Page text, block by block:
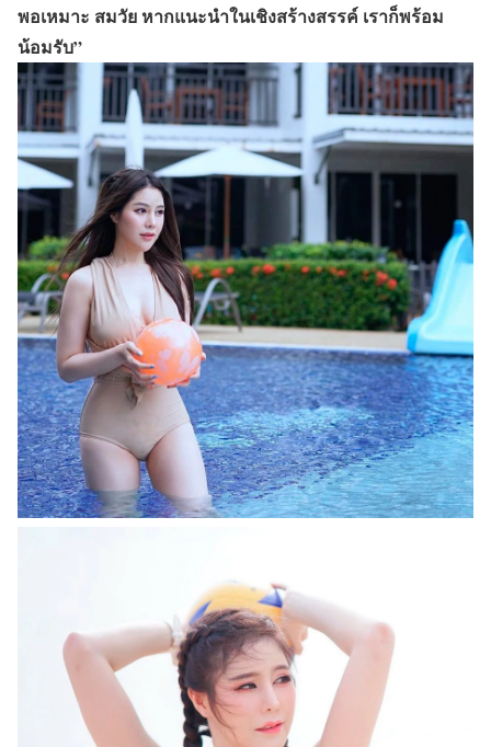
พอเหมาะ สมวัย หากแนะนำในเชิงสร้างสรรค์ เราก็พร้อม
น้อมรับ”